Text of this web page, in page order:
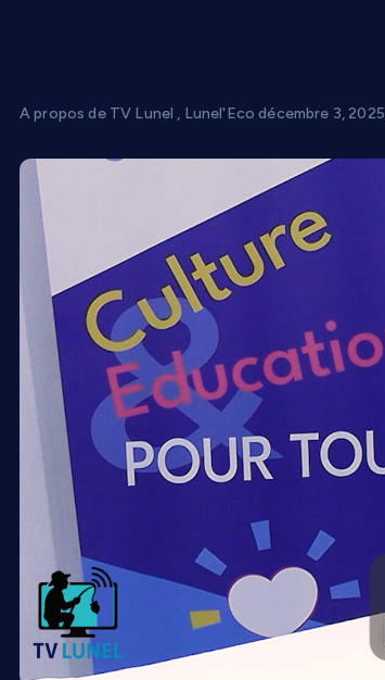
A propos de TV Lunel , Lunel'Eco décembre 3, 2025